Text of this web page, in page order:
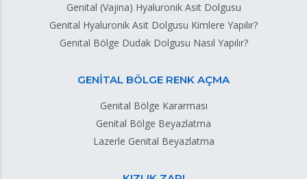
Genital (Vajina) Hyaluronik Asit Dolgusu
Genital Hyaluronik Asit Dolgusu Kimlere Yapılır?
Genital Bölge Dudak Dolgusu Nasıl Yapılır?
GENİTAL BÖLGE RENK AÇMA
Genital Bölge Kararması
Genital Bölge Beyazlatma
Lazerle Genital Beyazlatma